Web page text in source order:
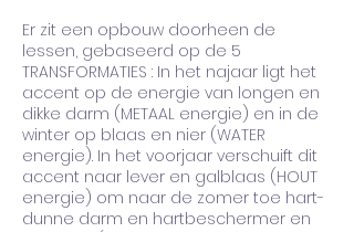
Er zit een opbouw doorheen de
lessen, gebaseerd op de 5
TRANSFORMATIES : In het najaar ligt het
accent op de energie van longen en
dikke darm (METAAL energie) en in de
winter op blaas en nier (WATER
energie). In het voorjaar verschuift dit
accent naar lever en galblaas (HOUT
energie) om naar de zomer toe hart-
dunne darm en hartbeschermer en